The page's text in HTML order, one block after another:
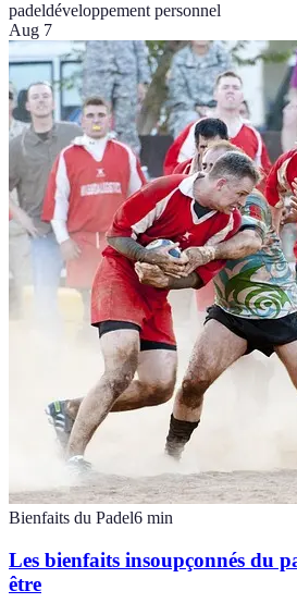
padeldéveloppement personnel
Aug 7
Bienfaits du Padel6 min
Les bienfaits insoupçonnés du
être